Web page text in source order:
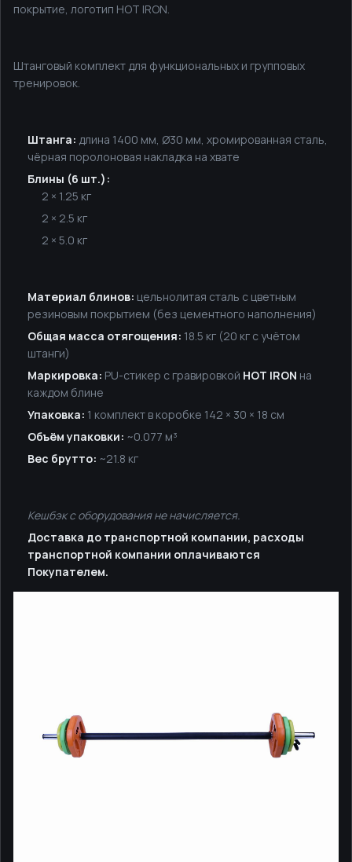
покрытие, логотип HOT IRON.
Штанговый комплект для функциональных и групповых
тренировок.
Штанга: длина 1400 мм, Ø30 мм, хромированная сталь,
чёрная поролоновая накладка на хвате
Блины (6 шт.):
2 × 1.25 кг
2 × 2.5 кг
2 × 5.0 кг
Материал блинов: цельнолитая сталь с цветным
резиновым покрытием (без цементного наполнения)
Общая масса отягощения: 18.5 кг (20 кг с учётом
штанги)
Маркировка: PU-стикер с гравировкой HOT IRON на
каждом блине
Упаковка: 1 комплект в коробке 142 × 30 × 18 см
Объём упаковки: ~0.077 м³
Вес брутто: ~21.8 кг
Кешбэк с оборудования не начисляется.
Доставка до транспортной компании, расходы
транспортной компании оплачиваются
Покупателем.